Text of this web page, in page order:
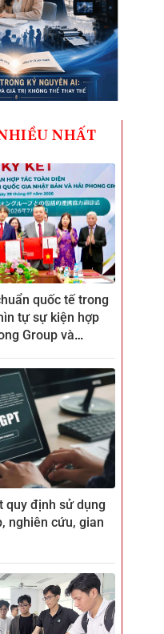
NHẤT
quốc tế trong
tự sự kiện hợp
Group và
quy định sử dụng
nghiên cứu, gian